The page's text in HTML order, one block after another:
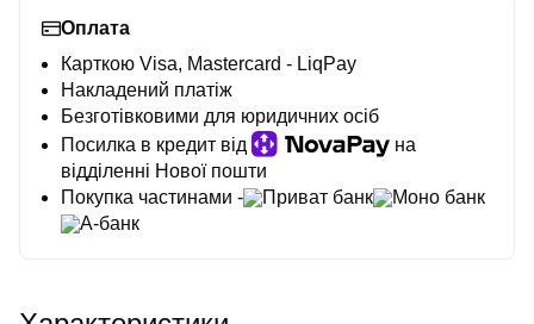
Оплата
Карткою Visa, Mastercard - LiqPay
Накладений платіж
Безготівковими для юридичних осіб
Посилка в кредит від
на
відділенні Нової пошти
Покупка частинами -
Приват банк
Моно банк
А-банк